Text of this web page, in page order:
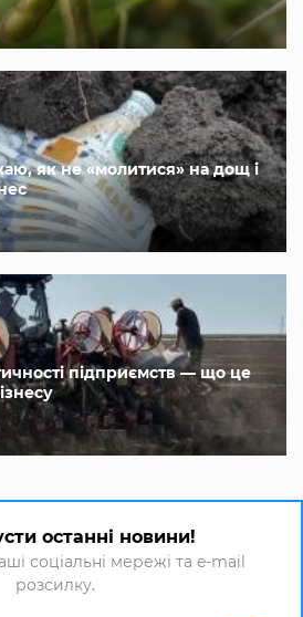
як не «молитися» на дощ і
підприємств — що це
останні новини!
соціальні мережі та e-mail
розсилку.